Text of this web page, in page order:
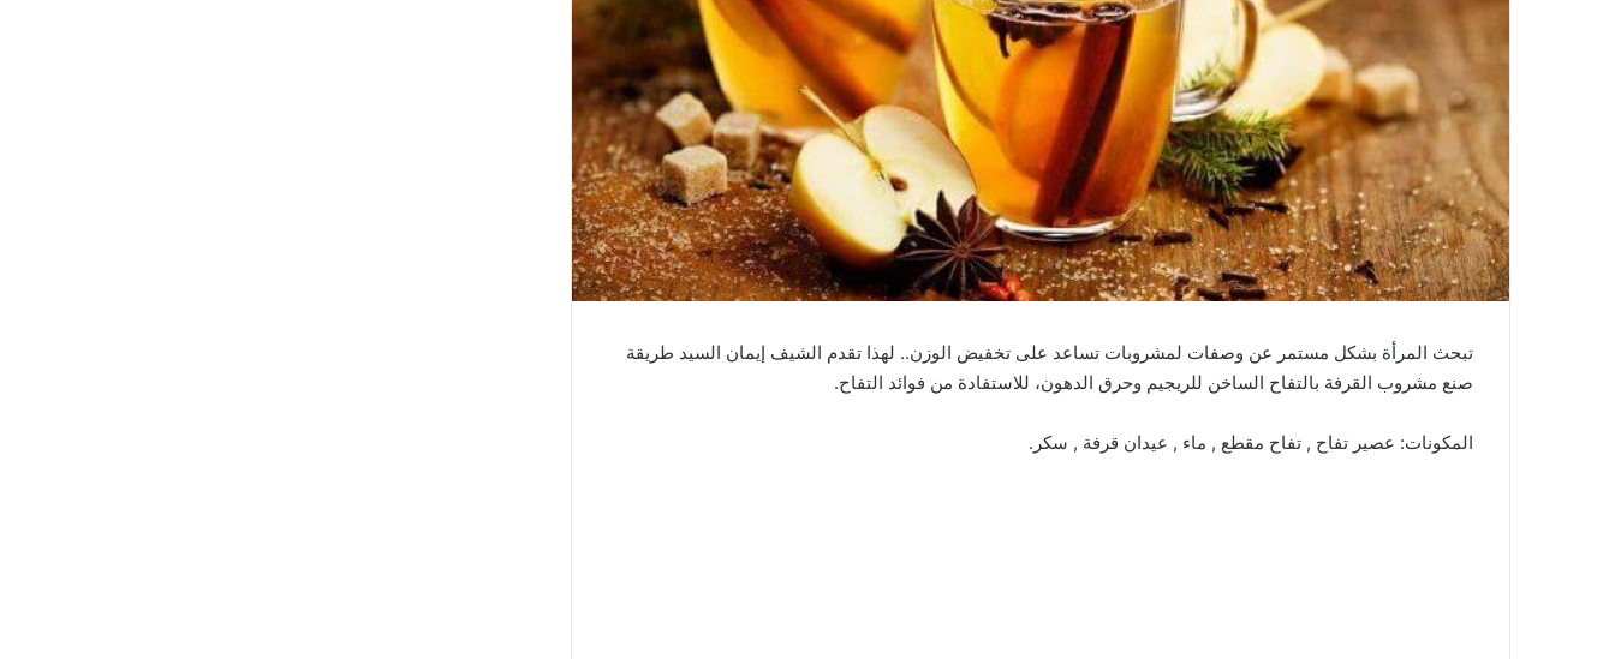
تبحث المرأة بشكل مستمر عن وصفات لمشروبات تساعد على تخفيض الوزن.. لهذا تقدم الشيف إيمان السيد طريقة
صنع مشروب القرفة بالتفاح الساخن للريجيم وحرق الدهون، للاستفادة من فوائد التفاح.
المكونات: عصير تفاح , تفاح مقطع , ماء , عيدان قرفة , سكر.